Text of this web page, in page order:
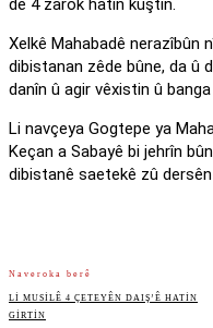
de 4 zarok hatin kuştin.
Xelkê Mahabadê nerazîbûn
dibistanan zêde bûne, da û
danîn û agir vêxistin û
Li navçeya Gogtepe ya
Keçan a Sabayê bi jehrîn
dibistanê saetekê zû
Naveroka berê
LI MUSILÊ 4 ÇETEYÊN DAIŞ’Ê HATIN
GIRTIN